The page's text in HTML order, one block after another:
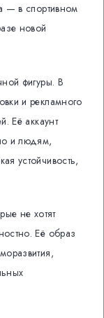
— в спортивном
новой
фигуры. В
и рекламного
Её аккаунт
и людям,
устойчивость,
не хотят
Её образ